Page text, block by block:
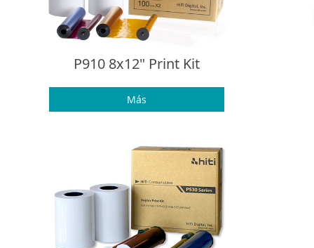
P910 8x12" Print Kit
Más